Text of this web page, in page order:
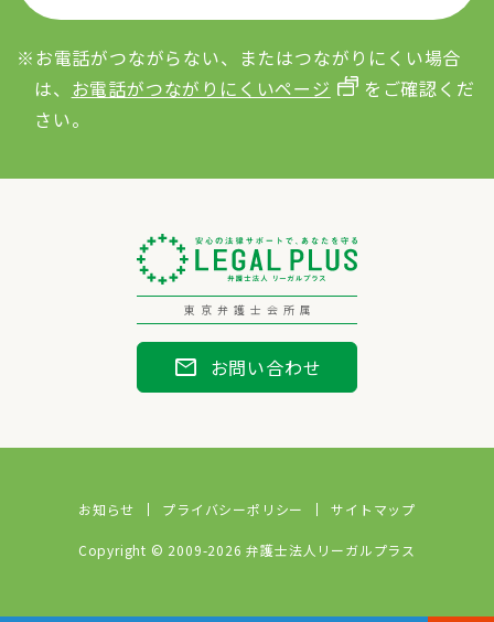
※お電話がつながらない、またはつながりにくい場合
は、 お電話がつながりにくいページ
をご確認くだ
さい。
東京弁護士会所属
mail お問い合わせ
お知らせ プライバシーポリシー サイトマップ
Copyright © 2009-2026 弁護士法人リーガルプラス